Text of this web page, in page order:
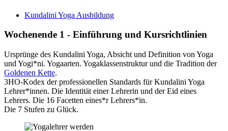
Kundalini Yoga Ausbildung
Wochenende 1 - Einführung und Kursrichtlinien
Ursprünge des Kundalini Yoga, Absicht und Definition von Yoga
und Yogi*ni. Yogaarten. Yogaklassenstruktur und die Tradition der
Goldenen Kette.
3HO-Kodex der professionellen Standards für Kundalini Yoga
Lehrer*innen. Die Identität einer Lehrerin und der Eid eines
Lehrers. Die 16 Facetten eines*r Lehrers*in.
Die 7 Stufen zu Glück.